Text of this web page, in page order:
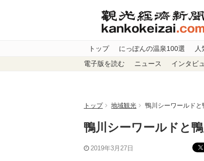
トップ にっぽんの温泉100選
電子版を読む ニュース インタビ
トップ 地域観光 鴨川シーワールド
鴨川シーワールドと
2019年3月27日